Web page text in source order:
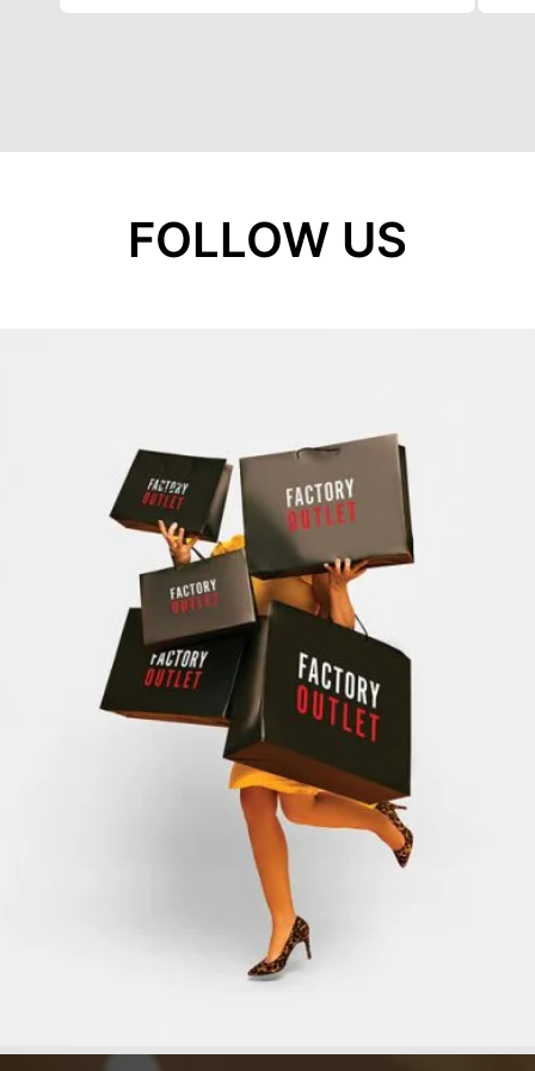
FOLLOW US